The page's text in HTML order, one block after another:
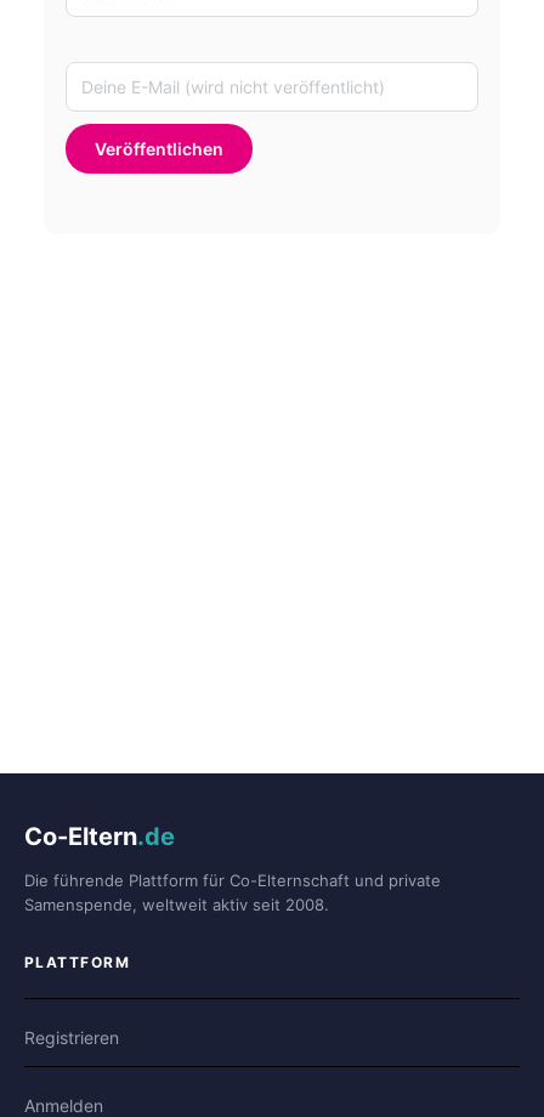
Co-Eltern.de
Die führende Plattform für Co-Elternschaft und private
Samenspende, weltweit aktiv seit 2008.
PLATTFORM
Registrieren
Anmelden